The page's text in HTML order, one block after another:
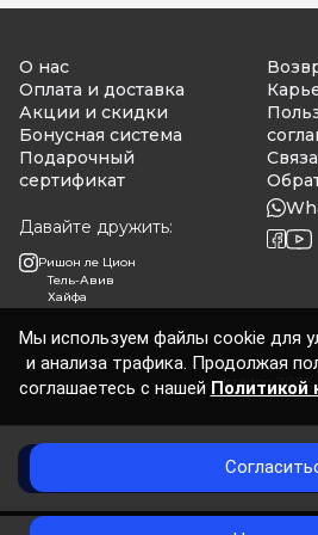
Нет в
О нас
Оплата и доставка
Акции и скидки
Бонусная система
Подарочный
сертификат
Давайте дружить:
Ришон ле Цион
Тель-Авив
Хайфа
Isradon 2026
Мы используем файлы cookie для
и анализа трафика. Продолжая
соглашаетесь с нашей Политикой